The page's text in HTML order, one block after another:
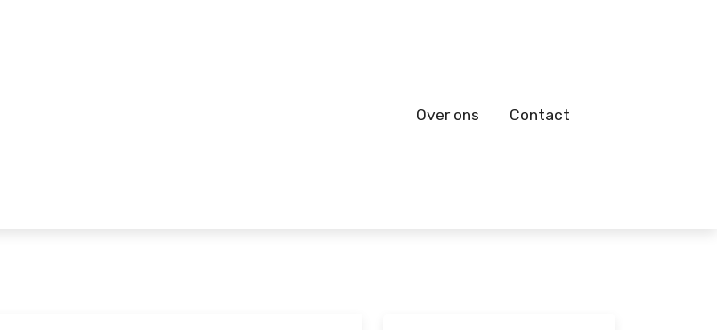
Over ons Contact